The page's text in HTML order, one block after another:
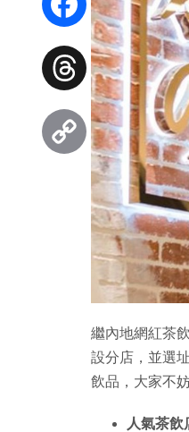
繼內地網紅茶
設分店，並選
飲品，大家不
人氣茶
Facebook
Threads
Copy
Link